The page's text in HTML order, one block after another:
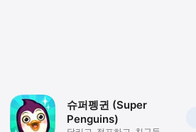
슈퍼펭귄 (Super
Penguins)